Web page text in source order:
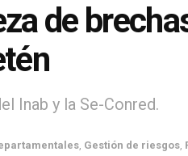
de
Inab y la Se-Conred.
Gestión de riesgos